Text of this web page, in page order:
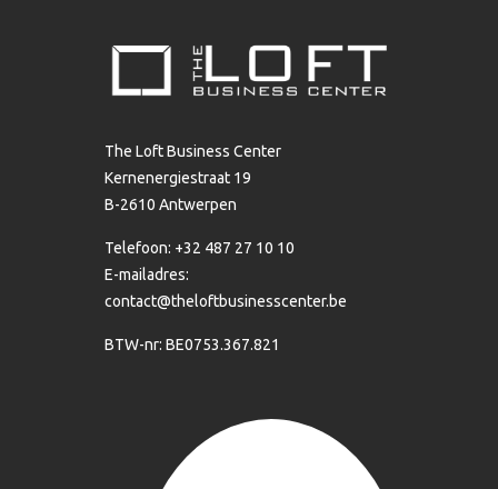
The Loft Business Center
Kernenergiestraat 19
B-2610 Antwerpen
Telefoon: +32 487 27 10 10
E-mailadres:
contact@theloftbusinesscenter.be
BTW-nr: BE0753.367.821